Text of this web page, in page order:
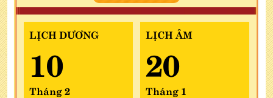
LỊCH DƯƠNG
10
Tháng 2
LỊCH ÂM
20
Tháng 1